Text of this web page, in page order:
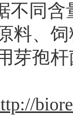
不同
料、
芽孢